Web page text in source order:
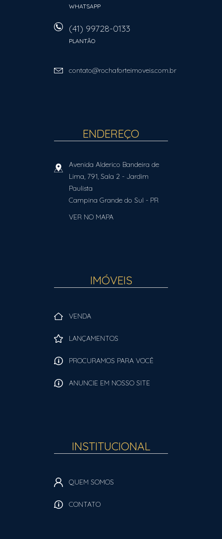
WHATSAPP
(41) 99728-0133
PLANTÃO
contato@rochaforteimoveis.com.br
ENDEREÇO
Avenida Alderico Bandeira de
Lima, 791, Sala 2 - Jardim
Paulista
Campina Grande do Sul - PR
VER NO MAPA
IMÓVEIS
VENDA
LANÇAMENTOS
PROCURAMOS PARA VOCÊ
ANUNCIE EM NOSSO SITE
INSTITUCIONAL
QUEM SOMOS
CONTATO